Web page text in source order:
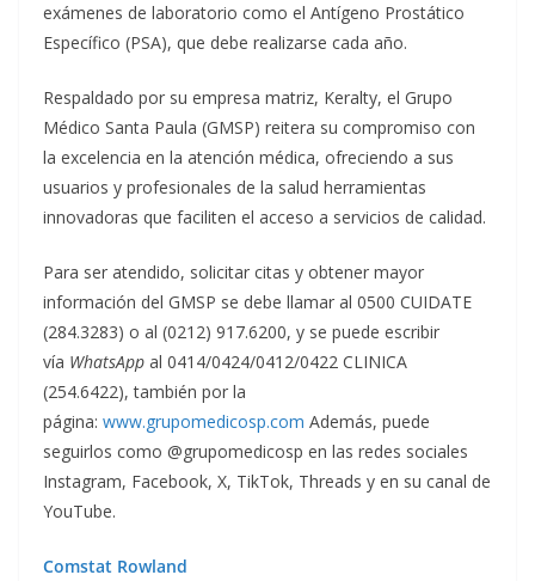
exámenes de laboratorio como el Antígeno Prostático
Específico (PSA), que debe realizarse cada año.
Respaldado por su empresa matriz, Keralty, el Grupo
Médico Santa Paula (GMSP) reitera su compromiso con
la excelencia en la atención médica, ofreciendo a sus
usuarios y profesionales de la salud herramientas
innovadoras que faciliten el acceso a servicios de calidad.
Para ser atendido, solicitar citas y obtener mayor
información del GMSP se debe llamar al 0500 CUIDATE
(284.3283) o al (0212) 917.6200, y se puede escribir
vía WhatsApp al 0414/0424/0412/0422 CLINICA
(254.6422), también por la
página: www.grupomedicosp.com Además, puede
seguirlos como @grupomedicosp en las redes sociales
Instagram, Facebook, X, TikTok, Threads y en su canal de
YouTube.
Comstat Rowland